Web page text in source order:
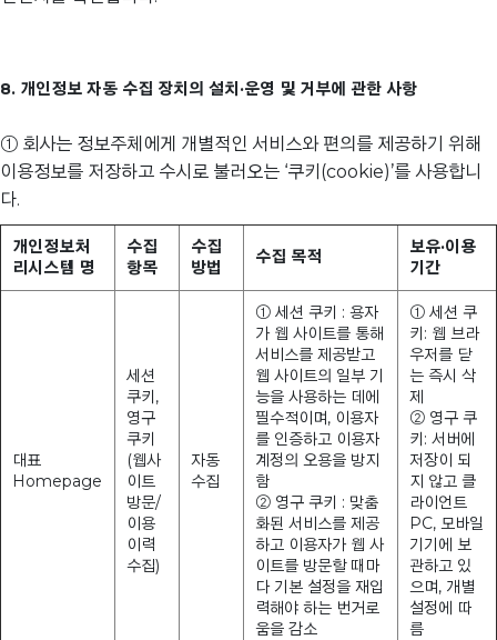
8. 개인정보 자동 수집 장치의 설치·운영 및 거부에 관한 사항
① 회사는 정보주체에게 개별적인 서비스와 편의를 제공하기 위해
이용정보를 저장하고 수시로 불러오는 ‘쿠키(cookie)’를 사용합니
다.
개인정보처
리시스템 명
수집
항목
수집
방법
수집 목적
보유·이용
기간
대표
Homepage
세션
쿠키,
영구
쿠키
(웹사
이트
방문/
이용
이력
수집)
자동
수집
① 세션 쿠키 : 용자
가 웹 사이트를 통해
서비스를 제공받고
웹 사이트의 일부 기
능을 사용하는 데에
필수적이며, 이용자
를 인증하고 이용자
계정의 오용을 방지
함
② 영구 쿠키 : 맞춤
화된 서비스를 제공
하고 이용자가 웹 사
이트를 방문할 때마
다 기본 설정을 재입
력해야 하는 번거로
움을 감소
① 세션 쿠
키: 웹 브라
우저를 닫
는 즉시 삭
제
② 영구 쿠
키: 서버에
저장이 되
지 않고 클
라이언트
PC, 모바일
기기에 보
관하고 있
으며, 개별
설정에 따
름